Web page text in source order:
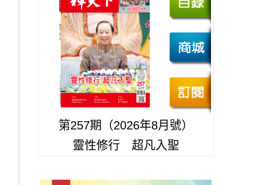
第257期（2026年8月號）
靈性修行 超凡入聖